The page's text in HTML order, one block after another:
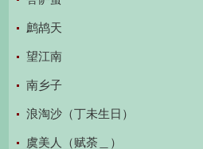
鹧鸪天
望江南
南乡子
浪淘沙（丁未生日）
虞美人（赋荼＿）